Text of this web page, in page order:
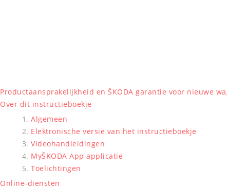
Productaansprakelijkheid en ŠKODA garantie voor nieuwe
Over dit instructieboekje
Algemeen
Elektronische versie van het instructieboekje
Videohandleidingen
MyŠKODA App applicatie
Toelichtingen
Online-diensten